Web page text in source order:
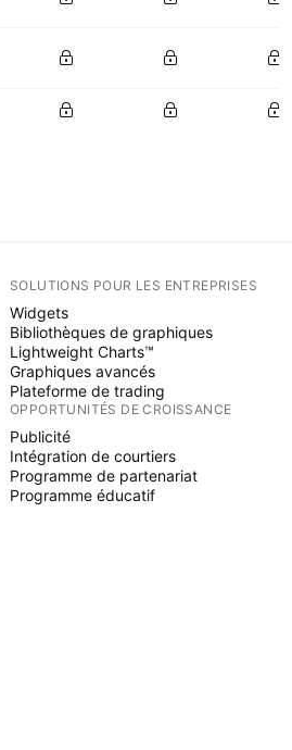
SOLUTIONS POUR LES ENTREPRISES
Widgets
Bibliothèques de graphiques
Lightweight Charts™
Graphiques avancés
Plateforme de trading
OPPORTUNITÉS DE CROISSANCE
Publicité
Intégration de courtiers
Programme de partenariat
Programme éducatif